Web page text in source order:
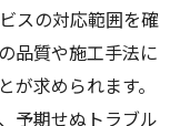
スの対応範囲を確
品質や施工手法に
求められます。
予期せぬトラブル